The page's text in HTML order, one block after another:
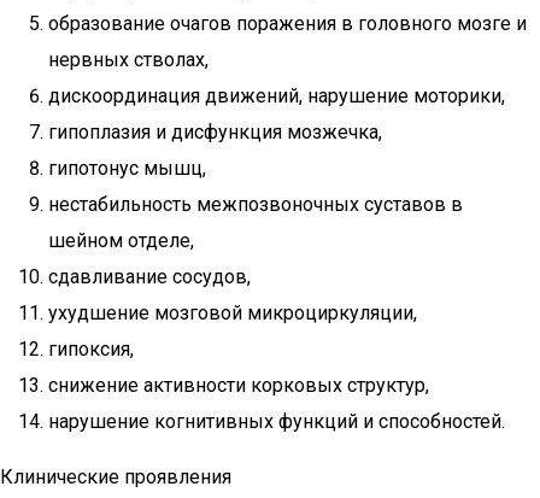
образование очагов поражения в головного мозге и
нервных стволах,
дискоординация движений, нарушение моторики,
гипоплазия и дисфункция мозжечка,
гипотонус мышц,
нестабильность межпозвоночных суставов в
шейном отделе,
сдавливание сосудов,
ухудшение мозговой микроциркуляции,
гипоксия,
снижение активности корковых структур,
нарушение когнитивных функций и способностей.
Клинические проявления